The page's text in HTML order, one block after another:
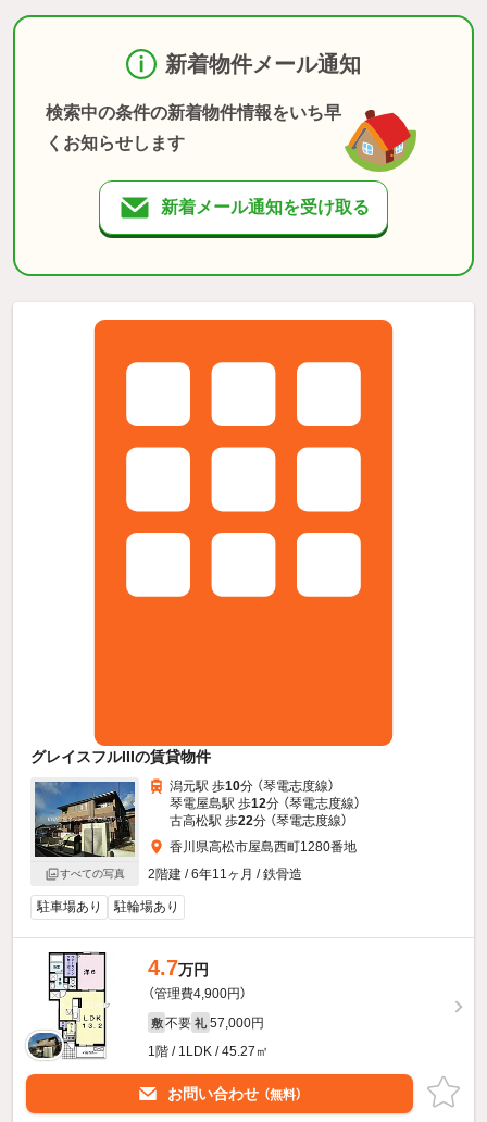
新着物件メール通知
検索中の条件の新着物件情報をいち早
くお知らせします
新着メール通知を受け取る
グレイスフルIIIの賃貸物件
すべての写真
潟元駅 歩10分 （琴電志度線）
琴電屋島駅 歩12分 （琴電志度線）
古高松駅 歩22分 （琴電志度線）
香川県高松市屋島西町1280番地
2階建 / 6年11ヶ月 / 鉄骨造
駐車場あり 駐輪場あり
4.7万円
（管理費4,900円）
敷 不要 礼 57,000円
1階 / 1LDK / 45.27㎡
お問い合わせ （無料）